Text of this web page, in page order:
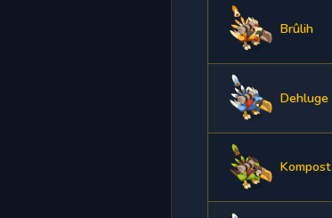
Brûlih
Dehluge
Kompost